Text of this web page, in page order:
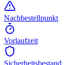
Nachbestellpunkt
Vorlaufzeit
Sicherheitsbestand